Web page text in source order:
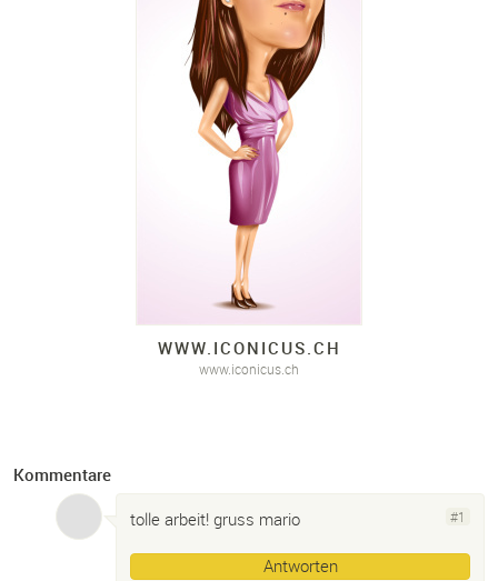
WWW. ICONICUS.CH
www.iconicus.ch
Kommentare
#1
tolle arbeit! gruss mario
Antworten